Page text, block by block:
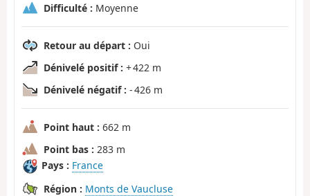
Difficulté : Moyenne
Retour au départ : Oui
Dénivelé positif : + 422 m
Dénivelé négatif : - 426 m
Point haut : 662 m
Point bas : 283 m
Pays : France
Région : Monts de Vaucluse